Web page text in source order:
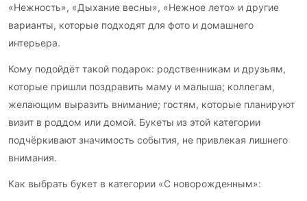
«Нежность», «Дыхание весны», «Нежное лето» и другие
варианты, которые подходят для фото и домашнего
интерьера.
Кому подойдёт такой подарок: родственникам и друзьям,
которые пришли поздравить маму и малыша; коллегам,
желающим выразить внимание; гостям, которые планируют
визит в роддом или домой. Букеты из этой категории
подчёркивают значимость события, не привлекая лишнего
внимания.
Как выбрать букет в категории «С новорожденным»: